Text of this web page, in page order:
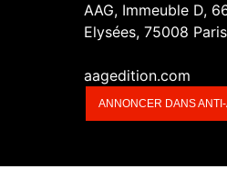
AAG, Immeuble D,
Elysées, 75008
aagedition.com
ANNONCER DANS